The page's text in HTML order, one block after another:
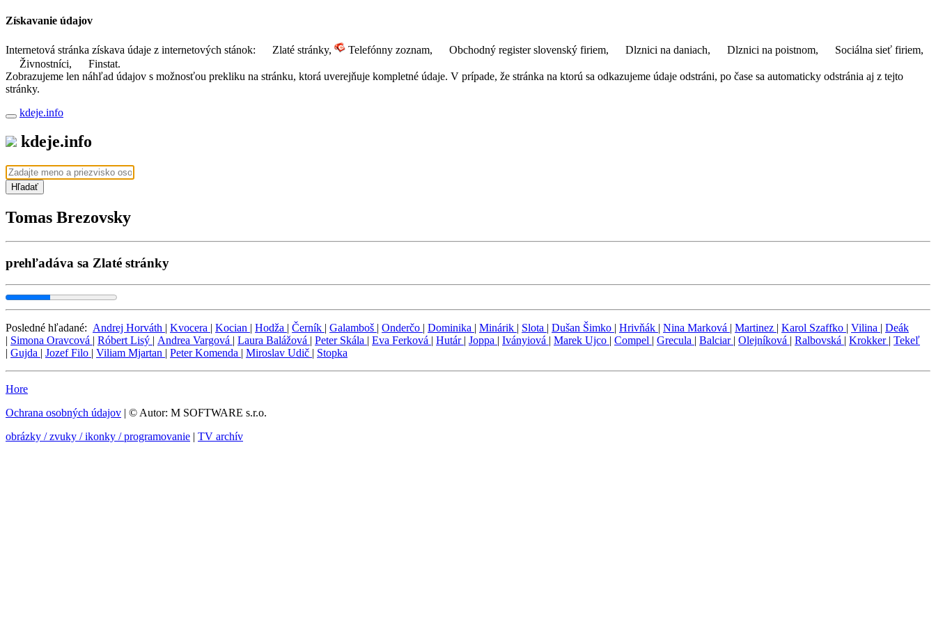
Získavanie údajov
Internetová stránka získava údaje z internetových stánok: Zlaté stránky, Telefónny zoznam, Obchodný register slovenský firiem, Dlznici na daniach, Dlznici na poistnom,
Sociálna sieť firiem,
Živnostníci,
Finstat.
Zobrazujeme len náhľad údajov s možnosťou prekliku na stránku, ktorá uverejňuje kompletné údaje. V prípade, že stránka na ktorú sa odkazujeme údaje odstráni, po čase sa automaticky odstránia aj z tejto
stránky.
kdeje.info
kdeje.info
Hľadať
Tomas Brezovsky
prehľadáva sa Zlaté stránky
Posledné hľadané: Andrej Horváth | Kvocera | Kocian | Hodža | Černík | Galamboš | Onderčo | Dominika | Minárik | Slota | Dušan Šimko | Hrivňák | Nina Marková | Martinez | Karol Szaffko | Vilina | Deák
| Simona Oravcová | Róbert Lisý | Andrea Vargová | Laura Balážová | Peter Skála | Eva Ferková | Hutár | Joppa | Iványiová | Marek Ujco | Compel | Grecula | Balciar | Olejníková | Ralbovská | Krokker | Tekeľ
| Gujda | Jozef Filo | Viliam Mjartan | Peter Komenda | Miroslav Udič | Stopka
Hore
Ochrana osobných údajov | © Autor: M SOFTWARE s.r.o.
obrázky / zvuky / ikonky / programovanie | TV archív